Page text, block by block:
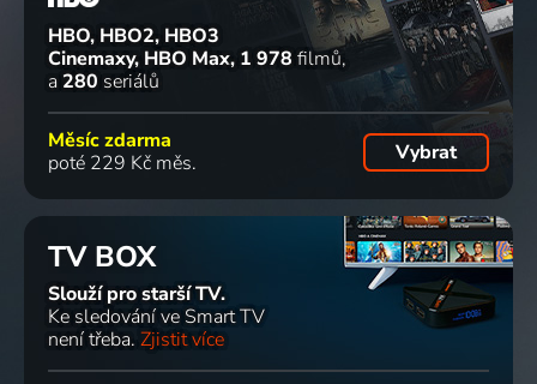
HBO, HBO2, HBO3
Cinemaxy, HBO Max 1 978 filmů
a 280 seriálů
Měsíc zdarma
poté 229 Kč měs.
Vybrat
TV BOX
Slouží pro starší TV.
Ke sledování ve Smart TV
není třeba. Zjistit více